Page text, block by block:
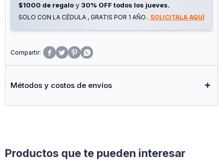
$1000 de regalo y 30% OFF todos los jueves.
SOLO CON LA CÉDULA , GRATIS POR 1 AÑO . SOLICITALA AQUÍ
   
Métodos y costos de envíos
Productos que te pueden interesar